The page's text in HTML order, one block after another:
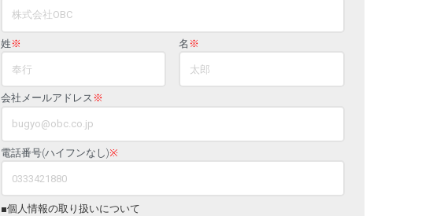
姓 ※ 名 ※
会社メールアドレス ※
電話番号(ハイフンなし)※
■個人情報の取り扱いについて